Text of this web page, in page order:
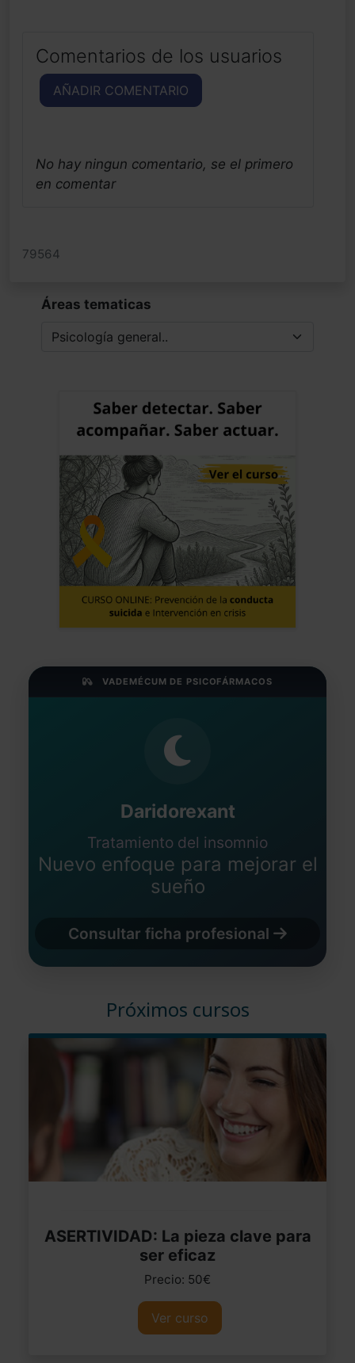
Comentarios de los usuarios
AÑADIR COMENTARIO
No hay ningun comentario, se el primero
en comentar
79564
Áreas tematicas
VADEMÉCUM DE PSICOFÁRMACOS
Daridorexant
Tratamiento del insomnio
Nuevo enfoque para mejorar el
sueño
Consultar ficha profesional
Próximos cursos
ASERTIVIDAD: La pieza clave para
ser eficaz
Precio: 50€
Ver curso